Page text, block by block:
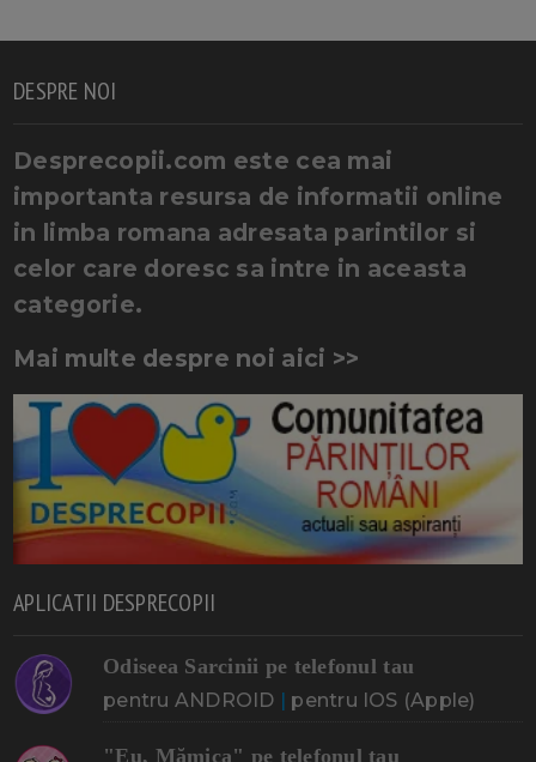
DESPRE NOI
Desprecopii.com este cea mai
importanta resursa de informatii online
in limba romana adresata parintilor si
celor care doresc sa intre in aceasta
categorie.
Mai multe despre noi aici >>
APLICATII DESPRECOPII
Odiseea Sarcinii pe telefonul tau
pentru ANDROID | pentru IOS (Apple)
"Eu, Mămica" pe telefonul tau